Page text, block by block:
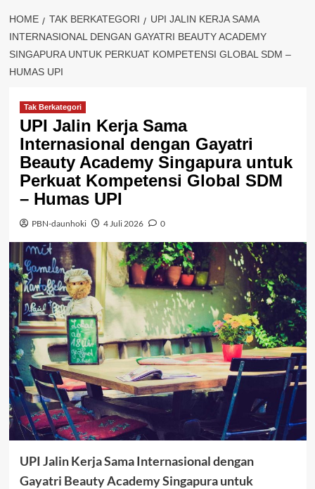
HOME TAK BERKATEGORI
UPI JALIN KERJA SAMA
INTERNASIONAL DENGAN GAYATRI BEAUTY ACADEMY
SINGAPURA UNTUK PERKUAT KOMPETENSI GLOBAL SDM –
HUMAS UPI
Tak Berkategori
UPI Jalin Kerja Sama
Internasional dengan Gayatri
Beauty Academy Singapura untuk
Perkuat Kompetensi Global SDM
– Humas UPI
PBN-daunhoki 4 Juli 2026 0
UPI Jalin Kerja Sama Internasional dengan
Gayatri Beauty Academy Singapura untuk